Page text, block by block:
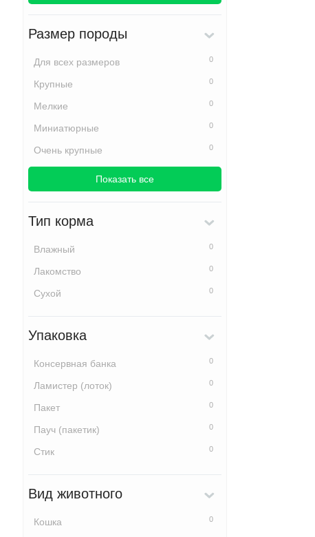
Размер породы
Для всех размеров 0
Крупные 0
Мелкие 0
Миниатюрные 0
Очень крупные 0
Показать все
Тип корма
Влажный 0
Лакомство 0
Сухой 0
Упаковка
Консервная банка 0
Ламистер (лоток) 0
Пакет 0
Пауч (пакетик) 0
Стик 0
Вид животного
Кошка 0